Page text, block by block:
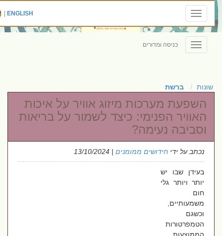
Toggle
navigation
ENGLISH
|
Toggle
navigation
כניסה ומדורים
שונות ברשת
השפעת מערכות מיזוג אוויר על איכות
האוויר הפנימי: כיצד לשמור על בריאות
וסביבה נעימה?
נכתב על ידיחידושים ממומנים| 13/10/2024
בעידן שבו יש
יותר ויותר גלי
חום
משמעותיים,
וכשגם
הטמפרטורות